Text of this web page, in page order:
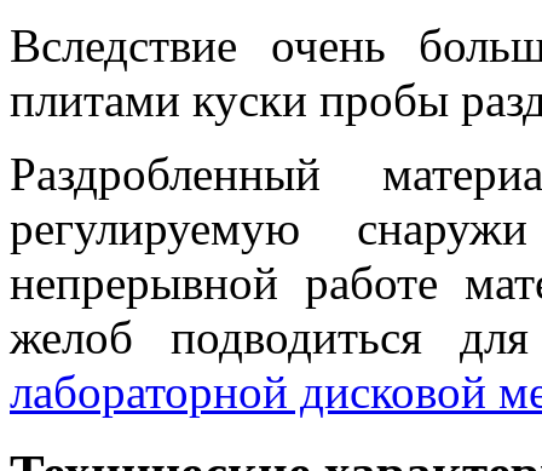
Вследствие очень
плитами куски пробы
Раздробленный
регулируемую
непрерывной работе
желоб подводиться
лабораторной дисковой